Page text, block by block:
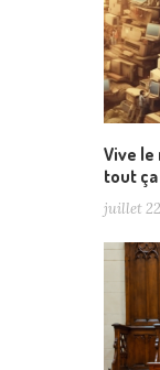
Vive le
tout ça
juillet